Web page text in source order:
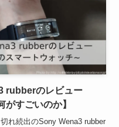
rubberのレビュー
がすごいのか】
れ続出のSony Wena3 rubber